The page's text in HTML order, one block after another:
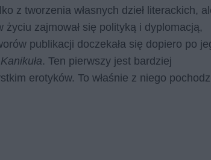
z tworzenia własnych dzieł literackich,
życiu zajmował się polityką i dyplomacją,
publikacji doczekała się dopiero po
Kanikuła. Ten pierwszy jest bardziej
erotyków. To właśnie z niego